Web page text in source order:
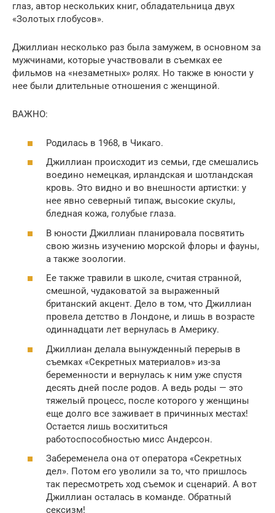
глаз, автор нескольких книг, обладательница двух
«Золотых глобусов».
Джиллиан несколько раз была замужем, в основном за
мужчинами, которые участвовали в съемках ее
фильмов на «незаметных» ролях. Но также в юности у
нее были длительные отношения с женщиной.
ВАЖНО:
Родилась в 1968, в Чикаго.
Джиллиан происходит из семьи, где смешались
воедино немецкая, ирландская и шотландская
кровь. Это видно и во внешности артистки: у
нее явно северный типаж, высокие скулы,
бледная кожа, голубые глаза.
В юности Джиллиан планировала посвятить
свою жизнь изучению морской флоры и фауны,
а также зоологии.
Ее также травили в школе, считая странной,
смешной, чудаковатой за выраженный
британский акцент. Дело в том, что Джиллиан
провела детство в Лондоне, и лишь в возрасте
одиннадцати лет вернулась в Америку.
Джиллиан делала вынужденный перерыв в
съемках «Секретных материалов» из-за
беременности и вернулась к ним уже спустя
десять дней после родов. А ведь роды — это
тяжелый процесс, после которого у женщины
еще долго все заживает в причинных местах!
Остается лишь восхититься
работоспособностью мисс Андерсон.
Забеременела она от оператора «Секретных
дел». Потом его уволили за то, что пришлось
так пересмотреть ход съемок и сценарий. А вот
Джиллиан осталась в команде. Обратный
сексизм!